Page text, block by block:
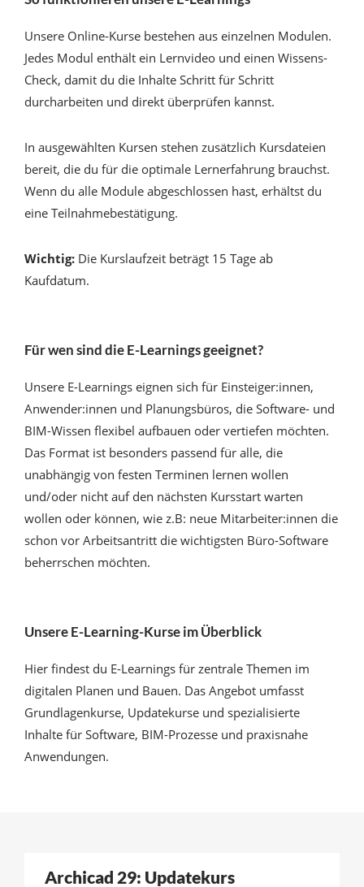
Unsere Online-Kurse bestehen aus einzelnen Modulen.
Jedes Modul enthält ein Lernvideo und einen Wissens-
Check, damit du die Inhalte Schritt für Schritt
durcharbeiten und direkt überprüfen kannst.
In ausgewählten Kursen stehen zusätzlich Kursdateien
bereit, die du für die optimale Lernerfahrung brauchst.
Wenn du alle Module abgeschlossen hast, erhältst du
eine Teilnahmebestätigung.
Wichtig: Die Kurslaufzeit beträgt 15 Tage ab
Kaufdatum.
Für wen sind die E-Learnings geeignet?
Unsere E-Learnings eignen sich für Einsteiger:innen,
Anwender:innen und Planungsbüros, die Software- und
BIM-Wissen flexibel aufbauen oder vertiefen möchten.
Das Format ist besonders passend für alle, die
unabhängig von festen Terminen lernen wollen
und/oder nicht auf den nächsten Kursstart warten
wollen oder können, wie z.B: neue Mitarbeiter:innen die
schon vor Arbeitsantritt die wichtigsten Büro-Software
beherrschen möchten.
Unsere E-Learning-Kurse im Überblick
Hier findest du E-Learnings für zentrale Themen im
digitalen Planen und Bauen. Das Angebot umfasst
Grundlagenkurse, Updatekurse und spezialisierte
Inhalte für Software, BIM-Prozesse und praxisnahe
Anwendungen.
Archicad 29: Updatekurs